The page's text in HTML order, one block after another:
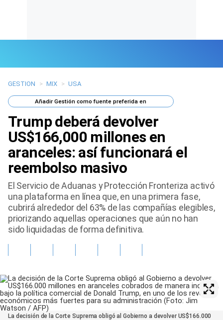
Últimas Noticias
Mi Bolsillo
Respuestas
Gente
Tendencias Mix
Sports
GESTION > MIX > USA
AñadirGestión como fuente preferida en
Trump deberá devolver
US$166,000 millones en
aranceles: así funcionará el
reembolso masivo
El Servicio de Aduanas y Protección Fronteriza activó
una plataforma en línea que, en una primera fase,
cubrirá alrededor del 63% de las compañías elegibles,
priorizando aquellas operaciones que aún no han
sido liquidadas de forma definitiva.
La decisión de la Corte Suprema obligó al Gobierno a devolver US$166.000